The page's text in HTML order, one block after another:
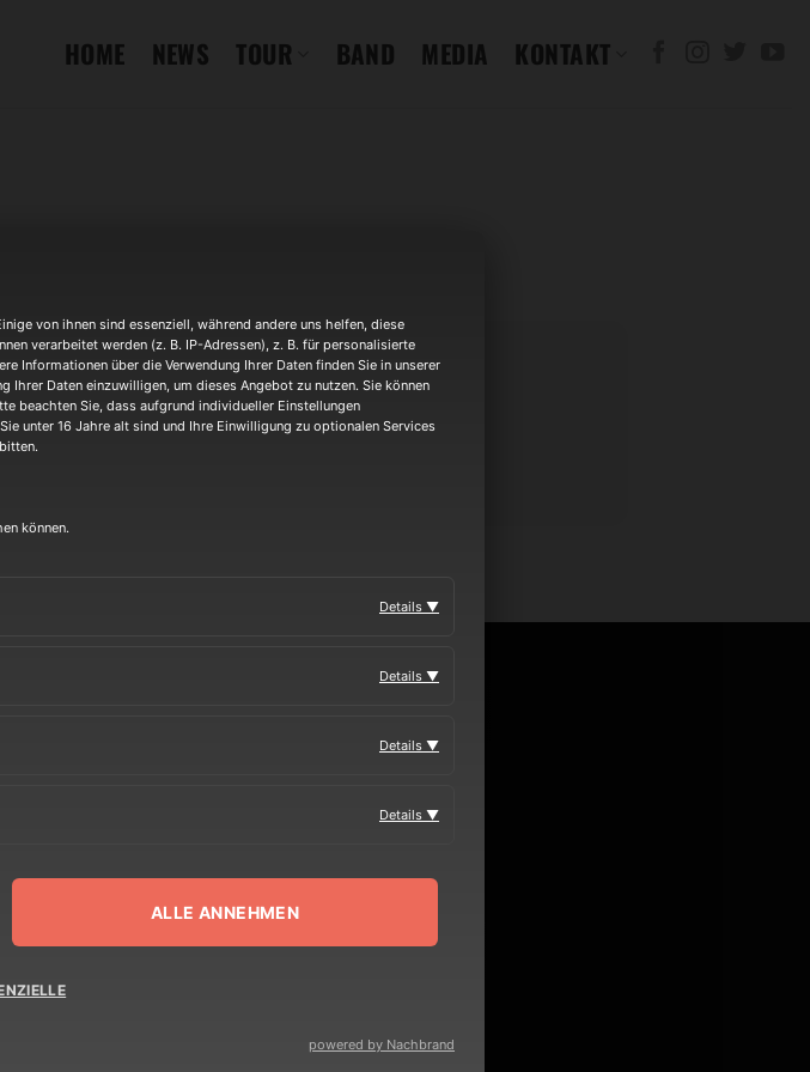
HOME NEWS TOUR BAND MEDIA KONTAKT
Veranstaltungsort
Stadtfest Rockbühne
Zweibrücken
MEDIA
BOOKING
von ihnen sind essenziell, während andere uns helfen, diese
verarbeitet werden (z. B. IP-Adressen), z. B. für personalisierte
Informationen über die Verwendung Ihrer Daten finden Sie in unserer
Ihrer Daten einzuwilligen, um dieses Angebot zu nutzen. Sie können
beachten Sie, dass aufgrund individueller Einstellungen
unter 16 Jahre alt sind und Ihre Einwilligung zu optionalen Services
können.
Details ▼
Details ▼
Details ▼
Details ▼
ALLE ANNEHMEN
powered by Nachbrand